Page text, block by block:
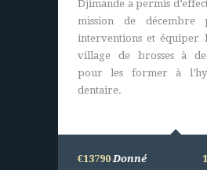
Djimande a permis
mission de décembre
interventions et équiper
village de brosses à
pour les former à
dentaire.
€13790 Donné
pour l’achat de matériels
villageois eux
entretiennent et
fonctionnement du centre
€25000Donné